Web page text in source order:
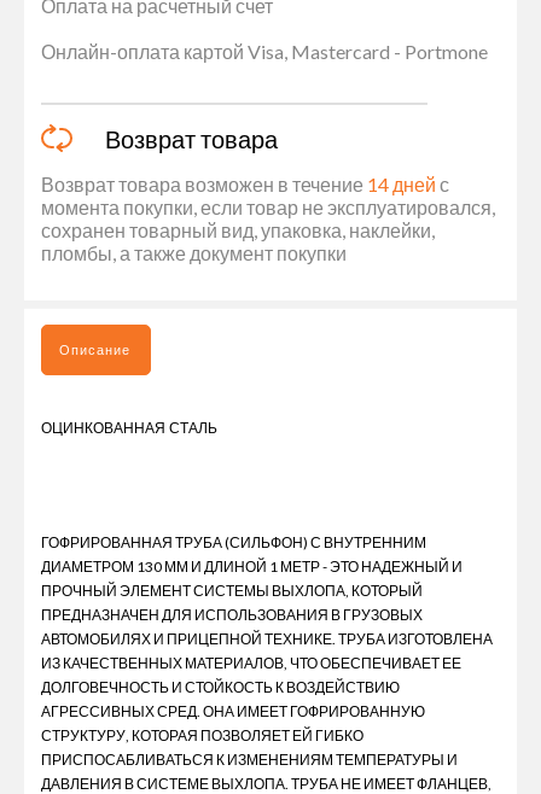
Оплата на расчетный счет
Онлайн-оплата картой Visa, Mastercard - Portmone
Возврат товара
Возврат товара возможен в течение 14 дней с
момента покупки, если товар не эксплуатировался,
сохранен товарный вид, упаковка, наклейки,
пломбы, а также документ покупки
Описание
ОЦИНКОВАННАЯ СТАЛЬ
ГОФРИРОВАННАЯ ТРУБА (СИЛЬФОН) С ВНУТРЕННИМ
ДИАМЕТРОМ 130 ММ И ДЛИНОЙ 1 МЕТР - ЭТО НАДЕЖНЫЙ И
ПРОЧНЫЙ ЭЛЕМЕНТ СИСТЕМЫ ВЫХЛОПА, КОТОРЫЙ
ПРЕДНАЗНАЧЕН ДЛЯ ИСПОЛЬЗОВАНИЯ В ГРУЗОВЫХ
АВТОМОБИЛЯХ И ПРИЦЕПНОЙ ТЕХНИКЕ. ТРУБА ИЗГОТОВЛЕНА
ИЗ КАЧЕСТВЕННЫХ МАТЕРИАЛОВ, ЧТО ОБЕСПЕЧИВАЕТ ЕЕ
ДОЛГОВЕЧНОСТЬ И СТОЙКОСТЬ К ВОЗДЕЙСТВИЮ
АГРЕССИВНЫХ СРЕД. ОНА ИМЕЕТ ГОФРИРОВАННУЮ
СТРУКТУРУ, КОТОРАЯ ПОЗВОЛЯЕТ ЕЙ ГИБКО
ПРИСПОСАБЛИВАТЬСЯ К ИЗМЕНЕНИЯМ ТЕМПЕРАТУРЫ И
ДАВЛЕНИЯ В СИСТЕМЕ ВЫХЛОПА. ТРУБА НЕ ИМЕЕТ ФЛАНЦЕВ,